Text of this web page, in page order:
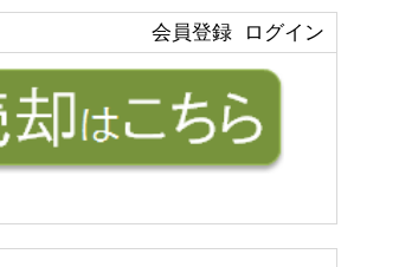
ログイン
会員登録